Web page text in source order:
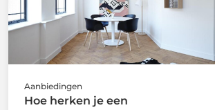
Aanbiedingen
Hoe herken je een